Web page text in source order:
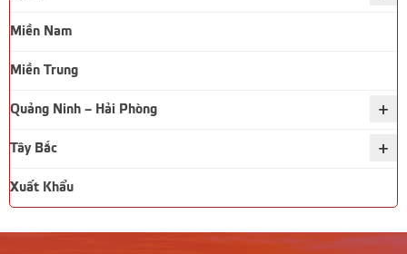
Miền Nam
Miền Trung
Quảng Ninh – Hải Phòng +
Tây Bắc +
Xuất Khẩu